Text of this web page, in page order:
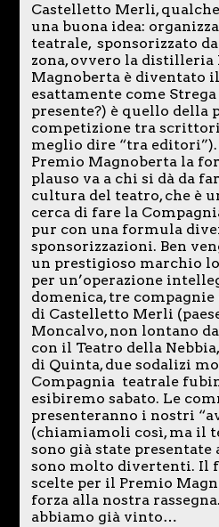
Castelletto Merli,
una buona idea:
teatrale, sponsorizzato
zona, ovvero la distilleria
Magnoberta è diventato
esattamente come
presente?) è quello della
competizione tra scrittori
meglio dire “tra
Premio Magnoberta la
plauso va a chi si dà da
cultura del teatro, che è
cerca di fare la
pur con una formula
sponsorizzazioni. Ben
un prestigioso marchio
per un’operazione
domenica, tre
di Castelletto Merli
Moncalvo, non lontano
con il Teatro della
di Quinta, due sodalizi
Compagnia teatrale
esibiremo sabato. Le
presenteranno i nostri
(chiamiamoli così, ma il
sono già state presentate
sono molto divertenti. Il
scelte per il Premio
forza alla nostra
abbiamo già vinto…